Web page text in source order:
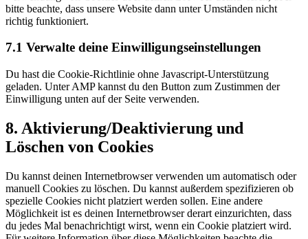
bitte beachte, dass unsere Website dann unter Umständen nicht
richtig funktioniert.
7.1 Verwalte deine Einwilligungseinstellungen
Du hast die Cookie-Richtlinie ohne Javascript-Unterstützung
geladen. Unter AMP kannst du den Button zum Zustimmen der
Einwilligung unten auf der Seite verwenden.
8. Aktivierung/Deaktivierung und
Löschen von Cookies
Du kannst deinen Internetbrowser verwenden um automatisch oder
manuell Cookies zu löschen. Du kannst außerdem spezifizieren ob
spezielle Cookies nicht platziert werden sollen. Eine andere
Möglichkeit ist es deinen Internetbrowser derart einzurichten, dass
du jedes Mal benachrichtigt wirst, wenn ein Cookie platziert wird.